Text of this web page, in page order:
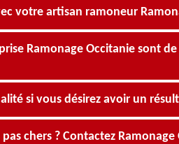
votre artisan ramoneur
Ramonage Occitanie sont
si vous désirez avoir un
chers ? Contactez Ramonage